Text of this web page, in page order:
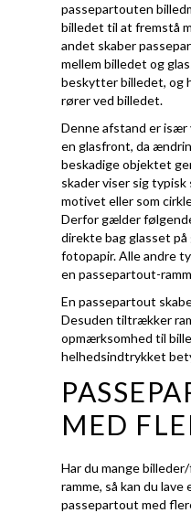
passepartouten
billedet til at fremstå
andet skaber
mellem billedet og
beskytter billedet, og
rører ved billedet.
Denne afstand er især
en glasfront, da
beskadige objektet
skader viser sig
motivet eller som
Derfor gælder
direkte bag glasset
fotopapir. Alle andre
en passepartout-
En passepartout
Desuden tiltrækker
opmærksomhed til
helhedsindtrykket
MED
Har du mange
ramme, så kan du
passepartout med